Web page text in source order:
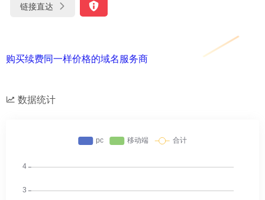
链接直达
购买续费同一样价格的域名服务商
数据统计